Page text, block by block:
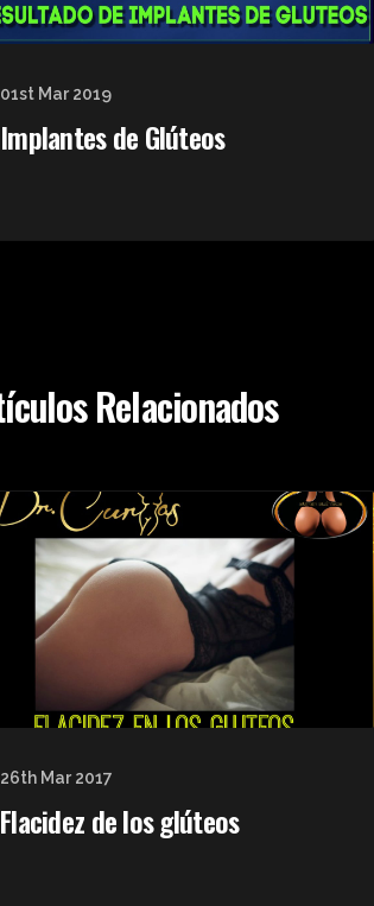
01st Mar 2019
Implantes de Glúteos
Relacionados
26th Mar 2017
Flacidez de los glúteos